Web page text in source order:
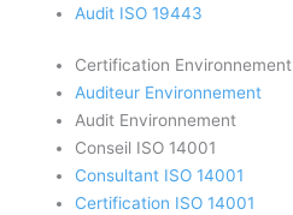
Audit ISO 19443
Certification Environnement
Auditeur Environnement
Audit Environnement
Conseil ISO 14001
Consultant ISO 14001
Certification ISO 14001